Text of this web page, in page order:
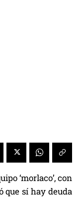
‘morlaco’, con
que sí hay deuda